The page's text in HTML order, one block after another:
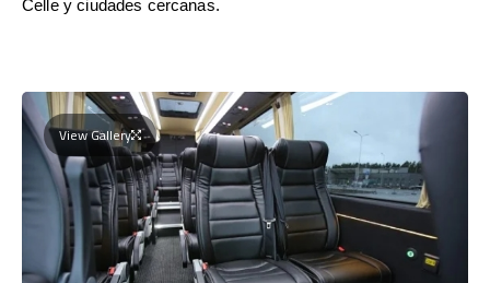
Celle y ciudades cercanas.
View Gallery